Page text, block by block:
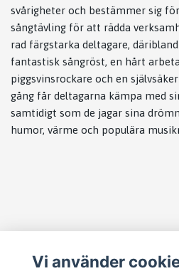
svårigheter och bestämmer sig
sångtävling för att rädda
rad färgstarka deltagare,
fantastisk sångröst, en hårt
piggsvinsrockare och en
gång får deltagarna kämpa med
samtidigt som de jagar sina
humor, värme och populära
Vi använder